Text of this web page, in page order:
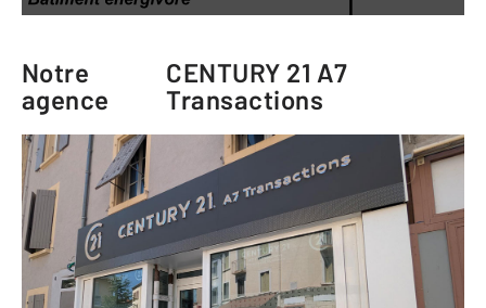
Notre
agence
CENTURY 21 A7
Transactions